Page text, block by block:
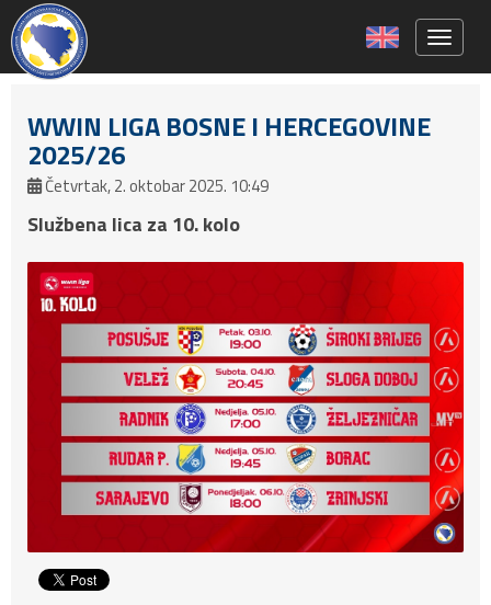
WWIN LIGA BOSNE I HERCEGOVINE
2025/26
Četvrtak, 2. oktobar 2025. 10:49
Službena lica za 10. kolo